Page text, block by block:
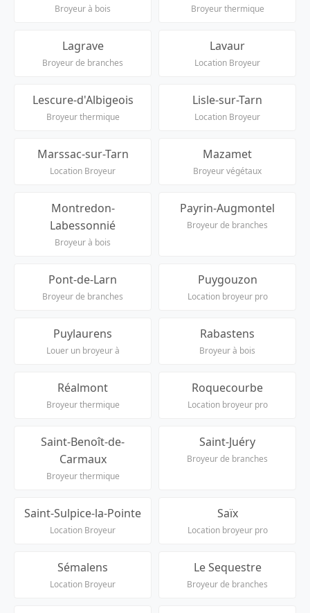
Broyeur à bois Broyeur thermique
Lagrave
Broyeur de branches
Lavaur
Location Broyeur
Lescure-d'Albigeois
Broyeur thermique
Lisle-sur-Tarn
Location Broyeur
Marssac-sur-Tarn
Location Broyeur
Mazamet
Broyeur végétaux
Montredon-
Labessonnié
Broyeur à bois
Payrin-Augmontel
Broyeur de branches
Pont-de-Larn
Broyeur de branches
Puygouzon
Location broyeur pro
Puylaurens
Louer un broyeur à
Rabastens
Broyeur à bois
Réalmont
Broyeur thermique
Roquecourbe
Location broyeur pro
Saint-Benoît-de-
Carmaux
Broyeur thermique
Saint-Juéry
Broyeur de branches
Saint-Sulpice-la-Pointe
Location Broyeur
Saïx
Location broyeur pro
Sémalens
Location Broyeur
Le Sequestre
Broyeur de branches